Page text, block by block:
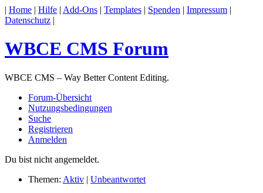
| Home | Hilfe | Add-Ons | Templates | Spenden | Impressum |
Datenschutz |
WBCE CMS Forum
WBCE CMS – Way Better Content Editing.
Forum-Übersicht
Nutzungsbedingungen
Suche
Registrieren
Anmelden
Du bist nicht angemeldet.
Themen: Aktiv | Unbeantwortet